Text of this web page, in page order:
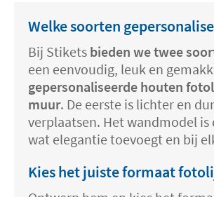
Welke soorten
Bij Stikets bieden we twee
een eenvoudig, leuk en
gepersonaliseerde houten
muur. De eerste is lichter en
verplaatsen. Het wandmodel
wat elegantie toevoegt en bij
Kies het juiste formaat